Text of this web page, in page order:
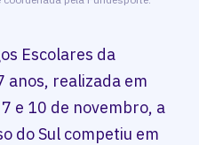
Escolares da
anos, realizada em
e 10 de novembro, a
do Sul competiu em